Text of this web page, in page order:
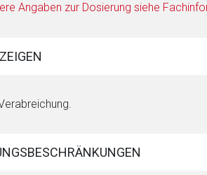
Angaben zur Dosierung siehe